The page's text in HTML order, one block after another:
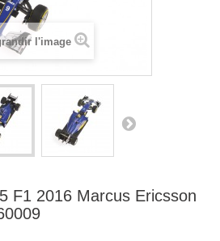
l'image
F1 2016 Marcus Ericsson